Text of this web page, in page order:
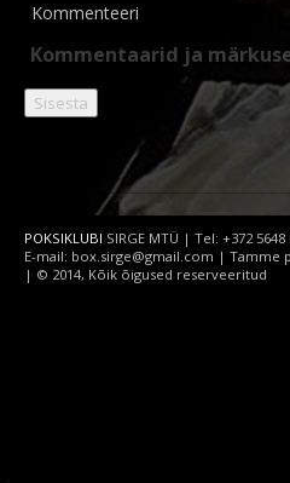
Kommenteeri
POKSIKLUBI SIRGE MTÜ | Tel: +372 5648
E-mail: box.sirge@gmail.com | Tamme
| © 2014, Kõik õigused reserveeritud